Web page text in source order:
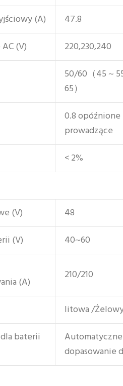
(A)
47.8
(V)
220,230,240
50/60（45 ~
65）
0.8 opóźnione
prowadzące
< 2%
(V)
48
(V)
40~60
(A)
210/210
litowa /
baterii
Automatyczne
dopasowanie